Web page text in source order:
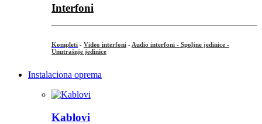
Interfoni
Kompleti - Video interfoni - Audio interfoni - Spoljne jedinice -
Unutrašnje jedinice
Instalaciona oprema
Kablovi